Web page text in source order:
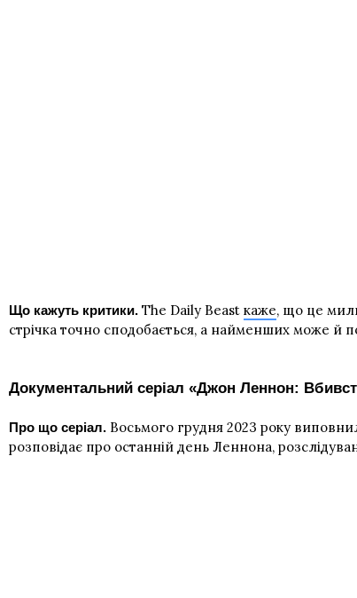
Що кажуть критики. The Daily Beast каже, що це
стрічка точно сподобається, а найменших може й
Документальний серіал «Джон Леннон:
Про що серіал. Восьмого грудня 2023 року
розповідає про останній день Леннона,